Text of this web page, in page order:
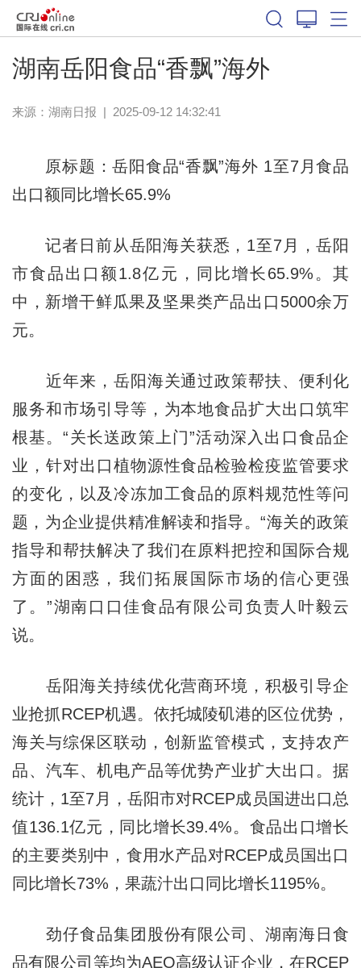
湖南岳阳食品“香飘”海外
来源： 湖南日报 | 2025-09-12 14:32:41
原标题：岳阳食品“香飘”海外 1至7月食品
出口额同比增长65.9%
记者日前从岳阳海关获悉，1至7月，岳阳
市食品出口额1.8亿元，同比增长65.9%。其
中，新增干鲜瓜果及坚果类产品出口5000余万
元。
近年来，岳阳海关通过政策帮扶、便利化
服务和市场引导等，为本地食品扩大出口筑牢
根基。“关长送政策上门”活动深入出口食品企
业，针对出口植物源性食品检验检疫监管要求
的变化，以及冷冻加工食品的原料规范性等问
题，为企业提供精准解读和指导。“海关的政策
指导和帮扶解决了我们在原料把控和国际合规
方面的困惑，我们拓展国际市场的信心更强
了。”湖南口口佳食品有限公司负责人叶毅云
说。
岳阳海关持续优化营商环境，积极引导企
业抢抓RCEP机遇。依托城陵矶港的区位优势，
海关与综保区联动，创新监管模式，支持农产
品、汽车、机电产品等优势产业扩大出口。据
统计，1至7月，岳阳市对RCEP成员国进出口总
值136.1亿元，同比增长39.4%。食品出口增长
的主要类别中，食用水产品对RCEP成员国出口
同比增长73%，果蔬汁出口同比增长1195%。
劲仔食品集团股份有限公司、湖南海日食
品有限公司等均为AEO高级认证企业，在RCEP